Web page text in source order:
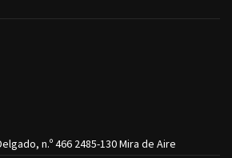
n.º 466 2485-130 Mira de Aire